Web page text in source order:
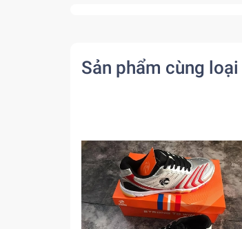
Sản phẩm cùng loại